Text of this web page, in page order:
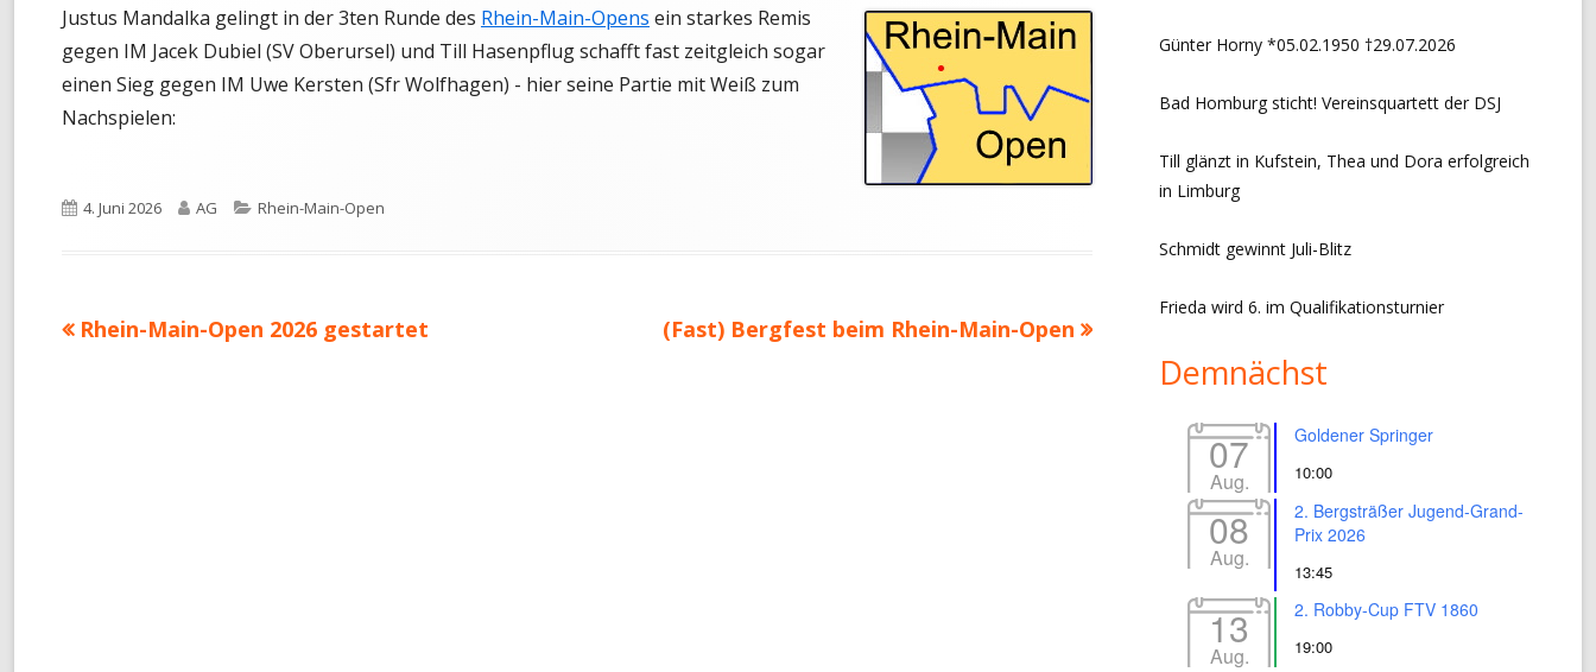
MONATS-BLITZMEISTERSCHAFT
TURNIER-SIMULTAN KONTAKTANFRAGE JUGENDBEREICH
CHRONIK VORSITZ + EVENTS
DATENSCHUTZERKLÄRUNG
Justus Mandalka gelingt in der 3ten Runde des Rhein-Main-Opens ein starkes Remis
gegen IM Jacek Dubiel (SV Oberursel) und Till Hasenpflug schafft fast zeitgleich sogar
einen Sieg gegen IM Uwe Kersten (Sfr Wolfhagen) - hier seine Partie mit Weiß zum
Nachspielen:
Veröffentlicht
4. Juni 2026 Autor
AG Kategorien
Rhein-Main-Open
Beitragsnavigation
Vorheriger
Rhein-Main-Open 2026 gestartet
Nächster
(Fast) Bergfest beim Rhein-Main-Open
Günter Horny *05.02.1950 †29.07.2026
Bad Homburg sticht! Vereinsquartett der DSJ
Till glänzt in Kufstein, Thea und Dora erfolgreich
in Limburg
Schmidt gewinnt Juli-Blitz
Frieda wird 6. im Qualifikationsturnier
Demnächst
07
Aug.
Goldener Springer
10:00
08
Aug.
2. Bergsträßer Jugend-Grand-
Prix 2026
13:45
13
Aug.
2. Robby-Cup FTV 1860
19:00